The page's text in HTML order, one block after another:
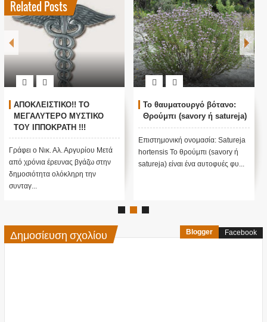
Related Posts
ΑΠΟΚΛΕΙΣΤΙΚΟ!! ΤΟ
ΜΕΓΑΛΥΤΕΡΟ ΜΥΣΤΙΚΟ
ΤΟΥ ΙΠΠΟΚΡΑΤΗ !!!
Ολόκληρη η συνταγή από
το ΕΛΙΞΗΡΙΟ ΑΕΙ !!!
Γράφει ο Νικ. Αλ. Αργυρίου Μετά
από χρόνια έρευνας βγάζω στην
δημοσιότητα ολόκληρη την
συνταγ...
Το θαυματουργό βότανο:
Θρούμπι (savory ή satureja)
Επιστημονική ονομασία: Satureja
hortensis Το θρούμπι (savory ή
satureja) είναι ένα αυτοφυές φυ...
Δημοσίευση σχολίου Blogger Facebook